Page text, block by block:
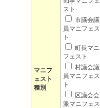
マニフ
ェスト
種別
スト
市議会議
員マニフェス
ト
町長マニ
フェスト
村議会議
員マニフェス
ト
区議会会
派マニフェス